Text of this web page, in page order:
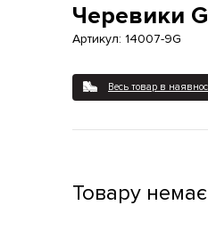
Черевики
Артикул: 14007-9G
Весь товар в
Товару